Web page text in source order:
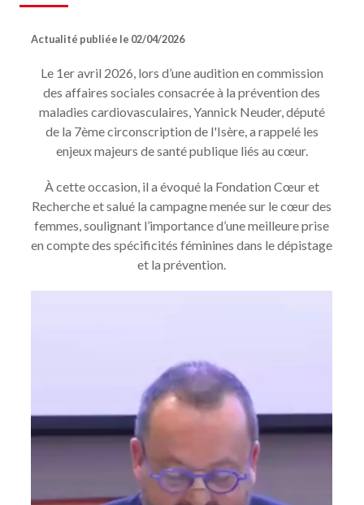
NOTRE COMITÉ DES PATIENTS
ESPACE CHERCHEURS
TÉLÉCHARGEMENTS
Actualité publiée le 02/04/2026
Le 1er avril 2026, lors d’une audition en commission
des affaires sociales consacrée à la prévention des
maladies cardiovasculaires, Yannick Neuder, député
de la 7ème circonscription de l'Isère, a rappelé les
enjeux majeurs de santé publique liés au cœur.
À cette occasion, il a évoqué la Fondation Cœur et
Recherche et salué la campagne menée sur le cœur des
femmes, soulignant l’importance d’une meilleure prise
en compte des spécificités féminines dans le dépistage
et la prévention.